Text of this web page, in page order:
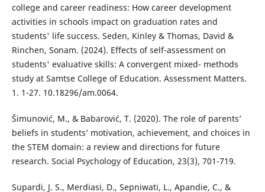
college and career readiness: How career development
activities in schools impact on graduation rates and
students' life success. Seden, Kinley & Thomas, David &
Rinchen, Sonam. (2024). Effects of self-assessment on
students' evaluative skills: A convergent mixed- methods
study at Samtse College of Education. Assessment Matters.
1. 1-27. 10.18296/am.0064.
Šimunović, M., & Babarović, T. (2020). The role of parents’
beliefs in students’ motivation, achievement, and choices in
the STEM domain: a review and directions for future
research. Social Psychology of Education, 23(3), 701-719.
Supardi, J. S., Merdiasi, D., Sepniwati, L., Apandie, C., &